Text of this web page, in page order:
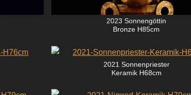
2023 Sonnengöttin
Bronze H85cm
2021 Sonnenpriester
Keramik H68cm